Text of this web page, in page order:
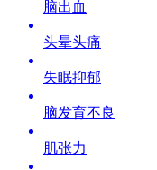
脑出血
头晕头痛
失眠抑郁
脑发育不良
肌张力